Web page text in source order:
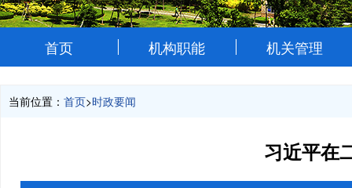
首页 机构职能 机关管理
当前位置： 首页>时政要闻
习近平在